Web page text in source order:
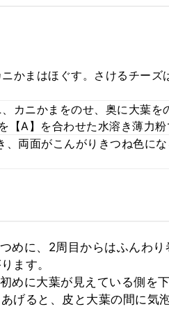
かまはほぐす。さけるチーズ
カニかまをのせ、奥に大葉を
A】を合わせた水溶き薄力粉
両面がこんがりきつね色に
めに、2周目からはふんわり
ます。
めに大葉が見えている側を
げると、皮と大葉の間に気